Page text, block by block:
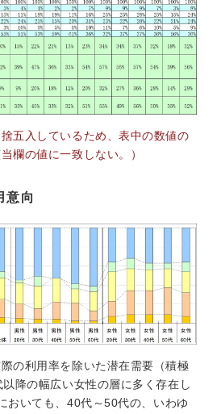
捨五入しているため、表中の数値の
欄の値に一致しない。）
向
の利用率を除いた潜在需要（積極
降の幅広い女性の層に多く存在し
おいても、40代～50代の、いわゆ